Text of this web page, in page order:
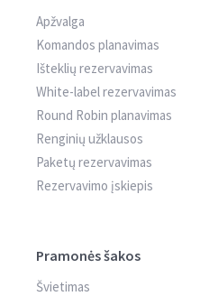
Apžvalga
Komandos planavimas
Išteklių rezervavimas
White-label rezervavimas
Round Robin planavimas
Renginių užklausos
Paketų rezervavimas
Rezervavimo įskiepis
Pramonės šakos
Švietimas